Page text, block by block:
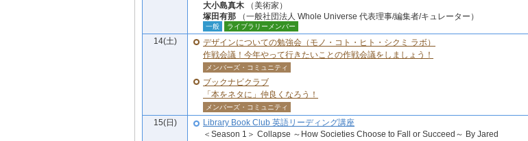
大小島真木 （美術家）
塚田有那 （一般社団法人 Whole Universe 代表理事/編集者/キュレーター）
一般 ライブラリーメンバー
14(土)
デザインについての勉強会（モノ・コト・ヒト・シクミ ラボ）
作戦会議！今年やって行きたいことの作戦会議をしましょう！
メンバーズ・コミュニティ
ブックナビクラブ
「本をネタに」仲良くなろう！
メンバーズ・コミュニティ
15(日)
Library Book Club 英語リーディング講座
＜Season 1＞ Collapse ～How Societies Choose to Fall or Succeed～ By Jared